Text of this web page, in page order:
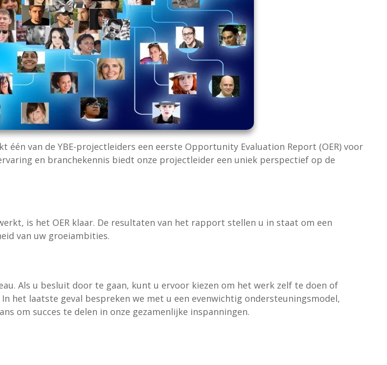
van de YBE-projectleiders een eerste Opportunity Evaluation Report (OER) voor
en branchekennis biedt onze projectleider een uniek perspectief op de
is het OER klaar. De resultaten van het rapport stellen u in staat om een
van uw groeiambities.
Als u besluit door te gaan, kunt u ervoor kiezen om het werk zelf te doen of
het laatste geval bespreken we met u een evenwichtig ondersteuningsmodel,
om succes te delen in onze gezamenlijke inspanningen.